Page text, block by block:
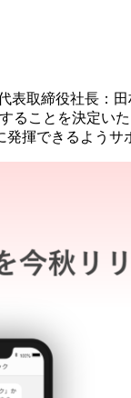
取締役社長：
ることを決定い
揮できるようサ